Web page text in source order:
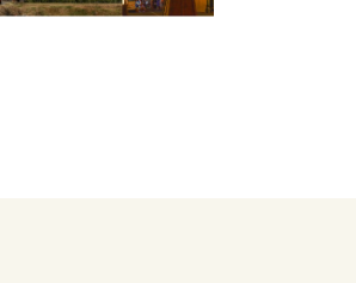
江戸時代
続く明治
ど、長年
豊かな自